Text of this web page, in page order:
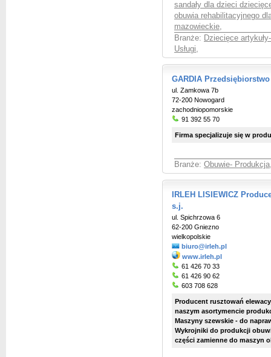
sandały dla dzieci
obuwia rehabilitacyjnego
mazowieckie,
Branże: Dziecięce
Usługi,
GARDIA
ul. Zamkowa 7b
72-200 Nowogard
zachodniopomorskie
91 392 55 70
Firma specjalizuje się w
Branże: Obuwie-
IRLEH LISIEWICZ
s.j.
ul. Spichrzowa 6
62-200 Gniezno
wielkopolskie
biuro@irleh.pl
www.irleh.pl
61 426 70 33
61 426 90 62
603 708 628
Producent rusztowań
naszym asortymencie
Maszyny szewskie - do
Wykrojniki do produkcji
części zamienne do maszyn